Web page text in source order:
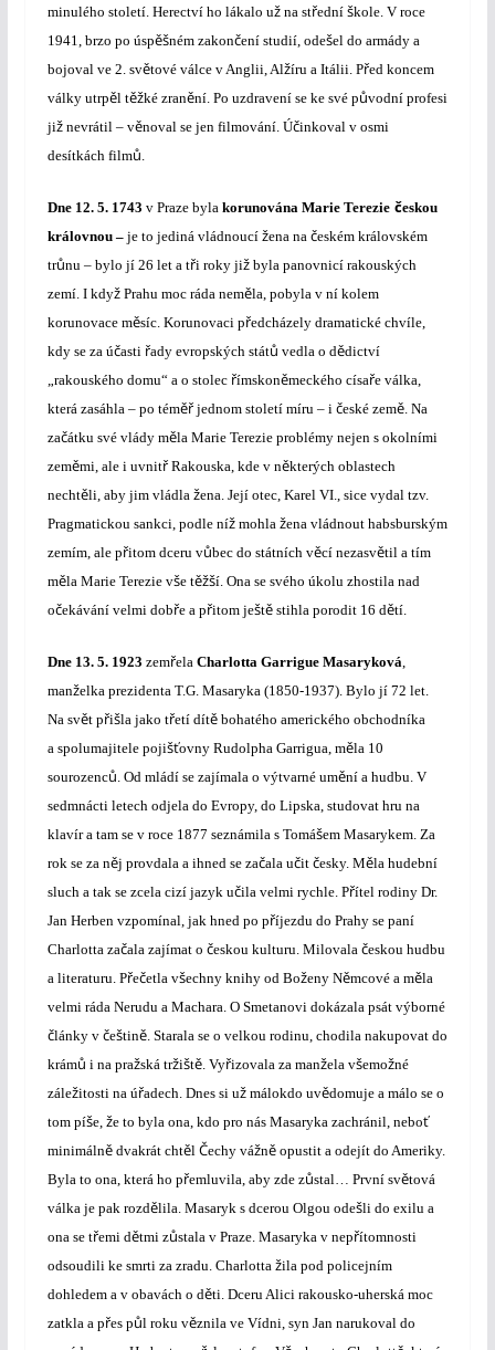
minulého století.Herectví ho lákalo užna střední škole. V roce
1941, brzo po úspěšném zakončení studií, odešel do armády a
bojoval ve 2. světové válce v Anglii, Alžíru a Itálii. Před koncem
války utrpěl těžké zranění. Po uzdravení se ke své původní profesi
jižnevrátil – věnoval se jen filmování. Účinkoval v osmi
desítkách filmů.
Dne 12. 5. 1743 v Praze byla korunována Marie Terezie českou
královnou –je to jediná vládnoucí žena na českém královském
trůnu – bylo jí 26 let a tři roky jižbyla panovnicí rakouských
zemí. I kdyžPrahu moc ráda neměla, pobyla v ní kolem
korunovace měsíc. Korunovaci předcházely dramatické chvíle,
kdy se za účasti řady evropských států vedla o dědictví
„rakouského domu“ a o stolec římskoněmeckého císaře válka,
která zasáhla – po téměřjednom století míru – i české země. Na
začátku své vlády měla Marie Terezie problémy nejen s okolními
zeměmi, ale i uvnitřRakouska, kde v některých oblastech
nechtěli, aby jim vládla žena. Její otec, Karel VI., sice vydal tzv.
Pragmatickou sankci, podle nížmohla žena vládnout habsburským
zemím, ale přitom dceru vůbec do státních věcí nezasvětil a tím
měla Marie Terezie vše těžší. Ona se svého úkolu zhostila nad
očekávání velmi dobře a přitom ještěstihla porodit 16 dětí.
Dne 13. 5. 1923 zemřela Charlotta Garrigue Masaryková,
manželka prezidenta T.G. Masaryka (1850-1937). Bylo jí 72 let.
Na svět přišla jako třetí dítěbohatého amerického obchodníka
a spolumajitele pojišťovny Rudolpha Garrigua, měla 10
sourozenců. Od mládí se zajímala o výtvarné umění a hudbu. V
sedmnácti letech odjela do Evropy, do Lipska, studovat hru na
klavír a tam se v roce 1877 seznámila s Tomášem Masarykem. Za
rok se za něj provdala a ihned se začala učit česky. Měla hudební
sluch a tak se zcela cizí jazyk učila velmi rychle. Přítel rodiny Dr.
Jan Herben vzpomínal, jak hned po příjezdu do Prahy se paní
Charlotta začala zajímat o českou kulturu. Milovala českou hudbu
a literaturu. Přečetla všechny knihy od Boženy Němcové a měla
velmi ráda Nerudu a Machara. O Smetanovi dokázala psát výborné
články v češtině. Starala se o velkou rodinu, chodila nakupovat do
krámů i na pražská tržiště. Vyřizovala za manžela všemožné
záležitosti na úřadech. Dnes si užmálokdo uvědomuje a málo se o
tom píše, že to byla ona, kdo pro nás Masaryka zachránil, neboť
minimálnědvakrát chtěl Čechy vážněopustit a odejít do Ameriky.
Byla to ona, která ho přemluvila, aby zde zůstal… První světová
válka je pak rozdělila. Masaryk s dcerou Olgou odešli do exilu a
ona se třemi dětmi zůstala v Praze. Masaryka v nepřítomnosti
odsoudili ke smrti za zradu. Charlotta žila pod policejním
dohledem a v obavách o děti. Dceru Alici rakousko-uherská moc
zatkla a přes půl roku věznila ve Vídni, syn Jan narukoval do